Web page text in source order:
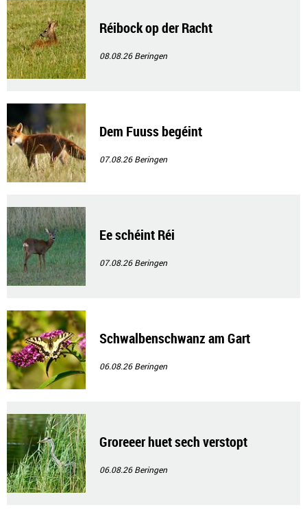
Réibock op der Racht
08.08.26Beringen
Dem Fuuss begéint
07.08.26Beringen
Ee schéint Réi
07.08.26Beringen
Schwalbenschwanz am Gart
06.08.26Beringen
Groreeer huet sech verstopt
06.08.26Beringen